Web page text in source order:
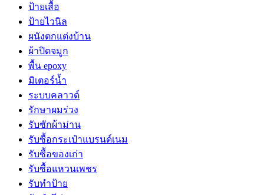
ป้ายเสื้อ
ป้ายไวนิล
ผนังตกแต่งบ้าน
ผ้าปิดจมูก
พื้น epoxy
มิเตอร์น้ำ
ระบบคลาวด์
รักษาผมร่วง
รับซักผ้าม่าน
รับซื้อกระเป๋าแบรนด์เนม
รับซื้อของเก่า
รับซื้อแหวนเพชร
รับทำป้าย